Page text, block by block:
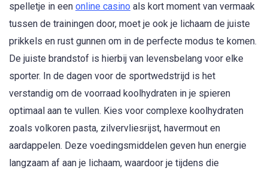
spelletje in een online casino als kort moment van vermaak
tussen de trainingen door, moet je ook je lichaam de juiste
prikkels en rust gunnen om in de perfecte modus te komen.
De juiste brandstof is hierbij van levensbelang voor elke
sporter. In de dagen voor de sportwedstrijd is het
verstandig om de voorraad koolhydraten in je spieren
optimaal aan te vullen. Kies voor complexe koolhydraten
zoals volkoren pasta, zilvervliesrijst, havermout en
aardappelen. Deze voedingsmiddelen geven hun energie
langzaam af aan je lichaam, waardoor je tijdens die